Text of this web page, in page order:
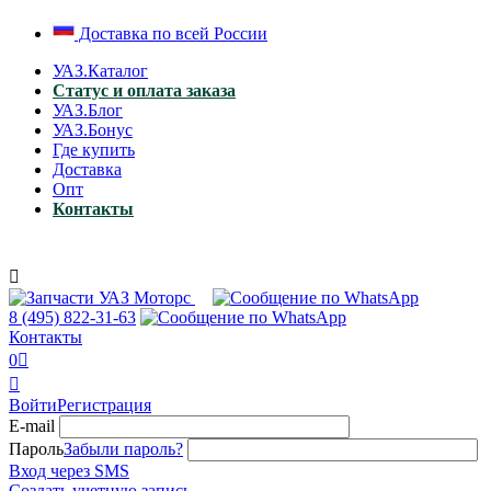
Доставка по всей России
УАЗ.Каталог
Статус и оплата заказа
УАЗ.Блог
УАЗ.Бонус
Где купить
Доставка
Опт
Контакты

8 (495) 822-31-63
Контакты
0

ВойтиРегистрация
E-mail
ПарольЗабыли пароль?
Вход через SMS